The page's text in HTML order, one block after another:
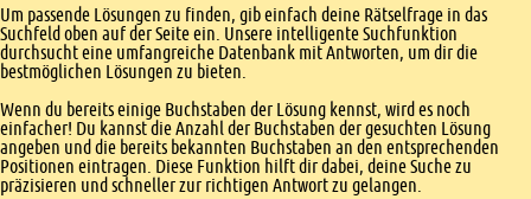
Um passende Lösungen zu finden, gib einfach deine Rätselfrage in das
Suchfeld oben auf der Seite ein. Unsere intelligente Suchfunktion
durchsucht eine umfangreiche Datenbank mit Antworten, um dir die
bestmöglichen Lösungen zu bieten.
Wenn du bereits einige Buchstaben der Lösung kennst, wird es noch
einfacher! Du kannst die Anzahl der Buchstaben der gesuchten Lösung
angeben und die bereits bekannten Buchstaben an den entsprechenden
Positionen eintragen. Diese Funktion hilft dir dabei, deine Suche zu
präzisieren und schneller zur richtigen Antwort zu gelangen.